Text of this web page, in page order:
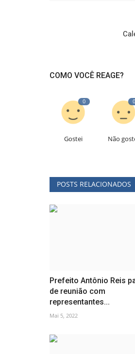
COMO VOCÊ REAGE?
0
Gostei
0
Não
POSTS RELACIONADOS
Prefeito Antônio Reis
de reunião com
representantes...
Mai 5, 2022